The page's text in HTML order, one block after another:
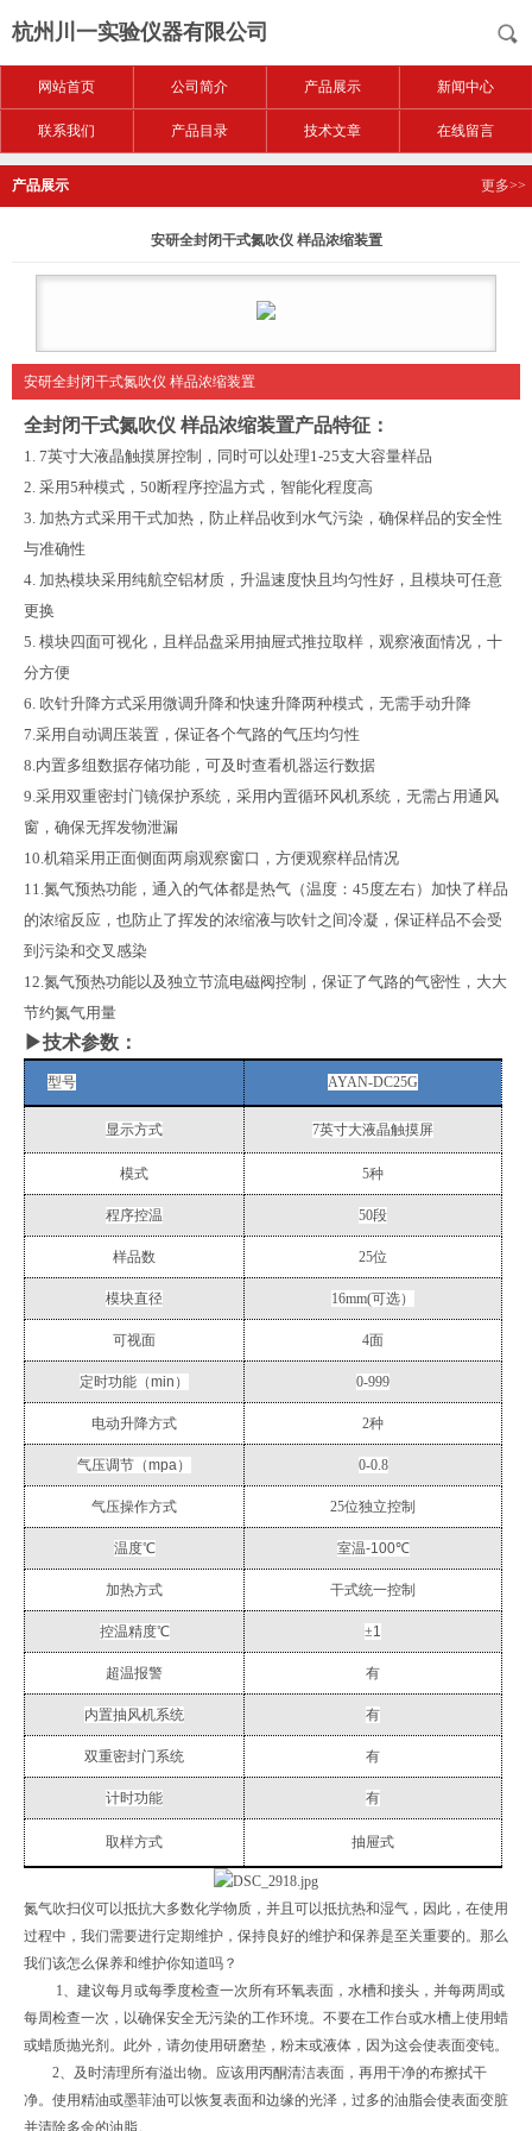
杭州川一实验仪器有限公司
网站首页 公司简介 产品展示 新闻中心
联系我们 产品目录 技术文章 在线留言
产品展示 更多>>
安研全封闭干式氮吹仪 样品浓缩装置
安研全封闭干式氮吹仪 样品浓缩装置
全封闭干式氮吹仪 样品浓缩装置产品特征：
1. 7英寸大液晶触摸屏控制，同时可以处理1-25支大容量样品
2. 采用5种模式， 50断程序控温方式，智能化程度高
3. 加热方式采用干式加热，防止样品收到水气污染，确保样品的安全性
与准确性
4. 加热模块采用纯航空铝材质，升温速度快且均匀性好，且模块可任意
更换
5. 模块四面可视化，且样品盘采用抽屉式推拉取样，观察液面情况，十
分方便
6. 吹针升降方式采用微调升降和快速升降两种模式，无需手动升降
7. 采用自动调压装置，保证各个气路的气压均匀性
8. 内置多组数据存储功能，可及时查看机器运行数据
9. 采用双重密封门镜保护系统，采用内置循环风机系统，无需占用通风
窗，确保无挥发物泄漏
10. 机箱采用正面侧面两扇观察窗口，方便观察样品情况
11. 氮气预热功能，通入的气体都是热气（温度： 45 度左右）加快了样品
的浓缩反应，也防止了挥发的浓缩液与吹针之间冷凝，保证样品不会受
到污染和交叉感染
12. 氮气预热功能以及独立节流电磁阀控制，保证了气路的气密性，大大
节约氮气用量
▶技术参数：
型号 AYAN-DC25G
显示方式 7英寸大液晶触摸屏
模式 5种
程序控温 50段
样品数 25位
模块直径 16mm(可选）
可视面 4面
定时功能（min ） 0-999
电动升降方式 2种
气压调节（mpa ） 0-0.8
气压操作方式 25位独立控制
温度℃ 室温-100℃
加热方式 干式统一控制
控温精度℃ ±1
超温报警 有
内置抽风机系统 有
双重密封门系统 有
计时功能 有
取样方式 抽屉式
氮气吹扫仪可以抵抗大多数化学物质，并且可以抵抗热和湿气，因此，在使用
过程中，我们需要进行定期维护，保持良好的维护和保养是至关重要的。那么
我们该怎么保养和维护你知道吗？
1、建议每月或每季度检查一次所有环氧表面，水槽和接头，并每两周或
每周检查一次，以确保安全无污染的工作环境。不要在工作台或水槽上使用蜡
或蜡质抛光剂。此外，请勿使用研磨垫，粉末或液体，因为这会使表面变钝。
2、及时清理所有溢出物。应该用丙酮清洁表面，再用干净的布擦拭干
净。使用精油或墨菲油可以恢复表面和边缘的光泽，过多的油脂会使表面变脏
并清除多余的油脂。